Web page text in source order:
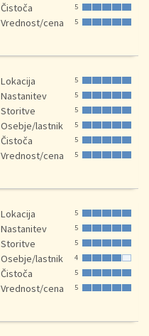
Čistoča 5
Vrednost/cena 5
Lokacija 5
Nastanitev 5
Storitve 5
Osebje/lastnik 5
Čistoča 5
Vrednost/cena 5
Lokacija 5
Nastanitev 5
Storitve 5
Osebje/lastnik 4
Čistoča 5
Vrednost/cena 5